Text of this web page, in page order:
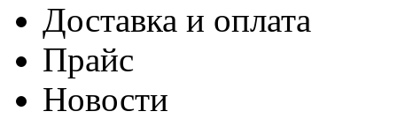
Доставка и оплата
Прайс
Новости